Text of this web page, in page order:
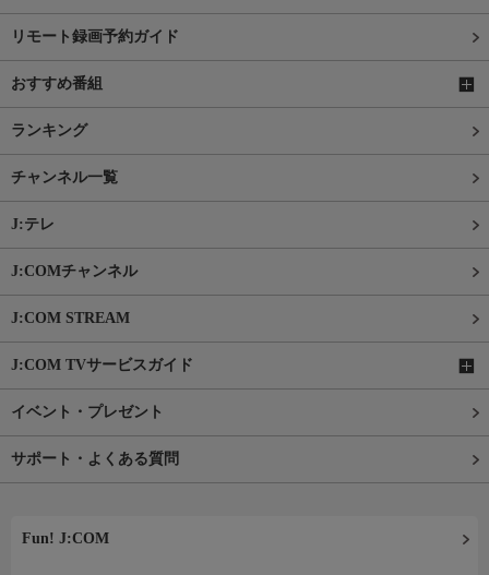
リモート録画予約ガイド
おすすめ番組
ランキング
チャンネル一覧
J:テレ
J:COMチャンネル
J:COM STREAM
J:COM TVサービスガイド
イベント・プレゼント
サポート・よくある質問
Fun! J:COM